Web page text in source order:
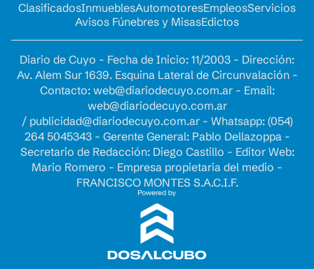
ClasificadosInmueblesAutomotoresEmpleosServicios
Avisos Fúnebres y MisasEdictos
Diario de Cuyo - Fecha de Inicio: 11/2003 - Dirección:
Av. Alem Sur 1639. Esquina Lateral de Circunvalación -
Contacto: web@diariodecuyo.com.ar- Email:
web@diariodecuyo.com.ar
/ publicidad@diariodecuyo.com.ar- Whatsapp: (054)
264 5045343 - Gerente General: Pablo Dellazoppa -
Secretario de Redacción: Diego Castillo - Editor Web:
Mario Romero - Empresa propietaria del medio -
FRANCISCO MONTES S.A.C.I.F.